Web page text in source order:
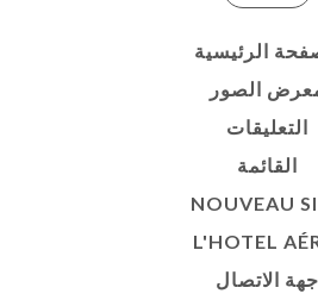
الرئيسية
الصور
التعليقات
القائمة
NOUVEAU
L'HOTEL
جهة الاتصال